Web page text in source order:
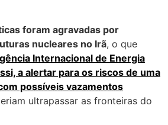
foram agravadas por
nucleares no Irã, o que
Internacional de Energia
a alertar para os riscos de uma
possíveis vazamentos
ultrapassar as fronteiras do